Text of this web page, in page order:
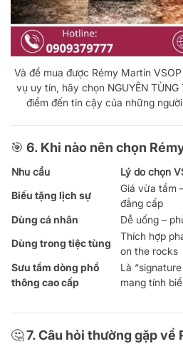
Và để mua được Rémy Martin
vụ uy tín, hãy chọn NGUYÊN TÙNG
điểm đến tin cậy của những
🎯 6. Khi nào nên chọn
Nhu cầu
Lý do chọn
Biếu tặng lịch sự
Giá vừa tầm
đẳng cấp
Dùng cá nhân
Dễ uống –
Dùng trong tiệc tùng
Thích hợp
on the rocks
Sưu tầm dòng phổ
thông cao cấp
Là
mang tính
🤔 7. Câu hỏi thường gặp về